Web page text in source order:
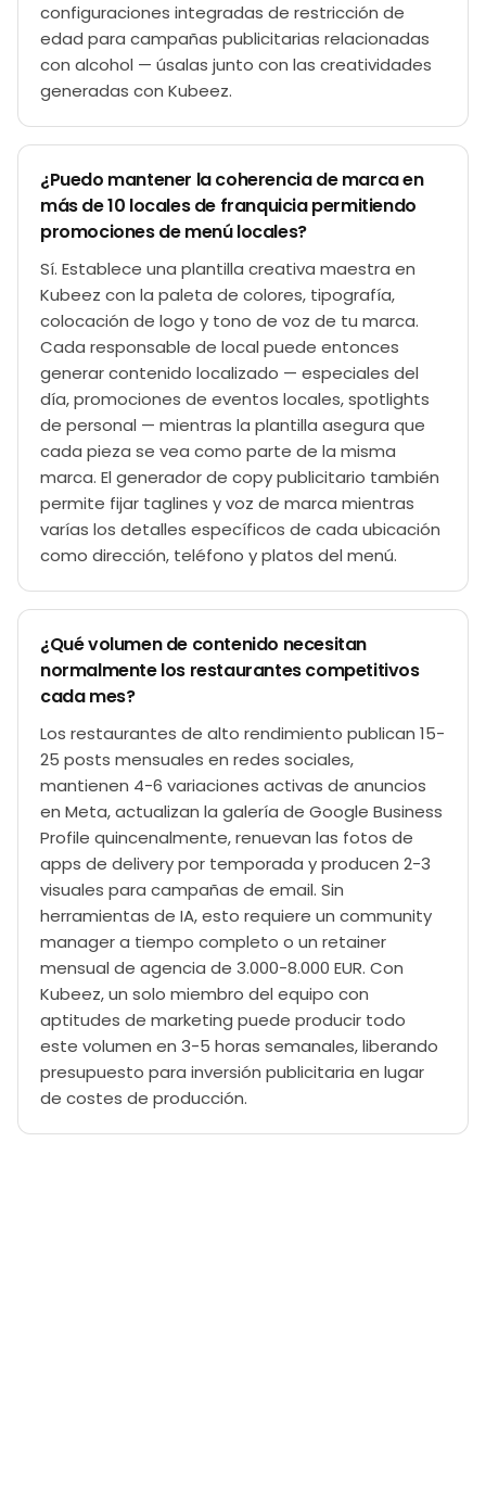
configuraciones integradas de restricción de
edad para campañas publicitarias relacionadas
con alcohol — úsalas junto con las creatividades
generadas con Kubeez.
¿Puedo mantener la coherencia de marca en
más de 10 locales de franquicia permitiendo
promociones de menú locales?
Sí. Establece una plantilla creativa maestra en
Kubeez con la paleta de colores, tipografía,
colocación de logo y tono de voz de tu marca.
Cada responsable de local puede entonces
generar contenido localizado — especiales del
día, promociones de eventos locales, spotlights
de personal — mientras la plantilla asegura que
cada pieza se vea como parte de la misma
marca. El generador de copy publicitario también
permite fijar taglines y voz de marca mientras
varías los detalles específicos de cada ubicación
como dirección, teléfono y platos del menú.
¿Qué volumen de contenido necesitan
normalmente los restaurantes competitivos
cada mes?
Los restaurantes de alto rendimiento publican 15-
25 posts mensuales en redes sociales,
mantienen 4-6 variaciones activas de anuncios
en Meta, actualizan la galería de Google Business
Profile quincenalmente, renuevan las fotos de
apps de delivery por temporada y producen 2-3
visuales para campañas de email. Sin
herramientas de IA, esto requiere un community
manager a tiempo completo o un retainer
mensual de agencia de 3.000-8.000 EUR. Con
Kubeez, un solo miembro del equipo con
aptitudes de marketing puede producir todo
este volumen en 3-5 horas semanales, liberando
presupuesto para inversión publicitaria en lugar
de costes de producción.